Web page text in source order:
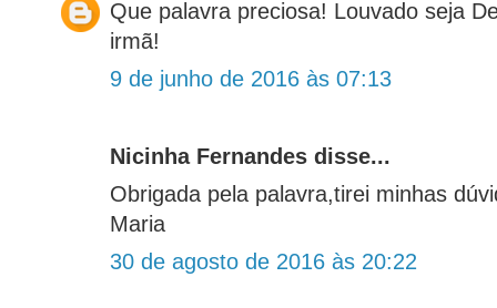
Que palavra preciosa! Louvado seja
irmã!
9 de junho de 2016 às 07:13
Nicinha Fernandes disse...
Obrigada pela palavra,tirei minhas
Maria
30 de agosto de 2016 às 20:22